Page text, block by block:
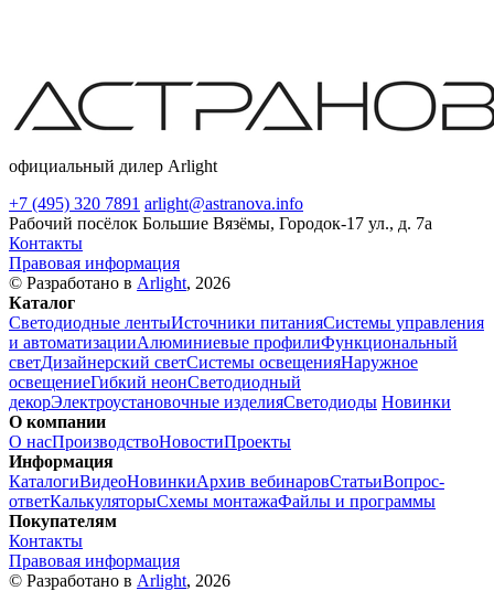
официальный дилер Arlight
+7 (495) 320 7891 arlight@astranova.info
Рабочий посёлок Большие Вязёмы, Городок-17 ул., д. 7а
Контакты
Правовая информация
© Разработано в Arlight, 2026
Каталог
Светодиодные лентыИсточники питанияСистемы управления
и автоматизацииАлюминиевые профилиФункциональный
светДизайнерский светСистемы освещенияНаружное
освещениеГибкий неонСветодиодный
декорЭлектроустановочные изделияСветодиоды Новинки
О компании
О насПроизводствоНовостиПроекты
Информация
КаталогиВидеоНовинкиАрхив вебинаровСтатьиВопрос-
ответКалькуляторыСхемы монтажаФайлы и программы
Покупателям
Контакты
Правовая информация
© Разработано в Arlight, 2026